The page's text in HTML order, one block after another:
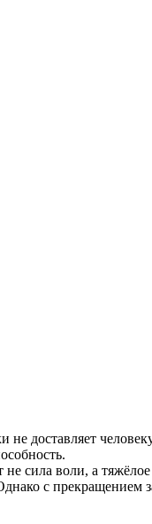
не доставляет
не сила воли, а
с прекращением